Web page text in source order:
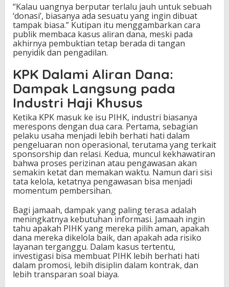
“Kalau uangnya berputar terlalu jauh untuk sebuah
‘donasi’, biasanya ada sesuatu yang ingin dibuat
tampak biasa.” Kutipan itu menggambarkan cara
publik membaca kasus aliran dana, meski pada
akhirnya pembuktian tetap berada di tangan
penyidik dan pengadilan.
KPK Dalami Aliran Dana:
Dampak Langsung pada
Industri Haji Khusus
Ketika KPK masuk ke isu PIHK, industri biasanya
merespons dengan dua cara. Pertama, sebagian
pelaku usaha menjadi lebih berhati hati dalam
pengeluaran non operasional, terutama yang terkait
sponsorship dan relasi. Kedua, muncul kekhawatiran
bahwa proses perizinan atau pengawasan akan
semakin ketat dan memakan waktu. Namun dari sisi
tata kelola, ketatnya pengawasan bisa menjadi
momentum pembersihan.
Bagi jamaah, dampak yang paling terasa adalah
meningkatnya kebutuhan informasi. Jamaah ingin
tahu apakah PIHK yang mereka pilih aman, apakah
dana mereka dikelola baik, dan apakah ada risiko
layanan terganggu. Dalam kasus tertentu,
investigasi bisa membuat PIHK lebih berhati hati
dalam promosi, lebih disiplin dalam kontrak, dan
lebih transparan soal biaya.